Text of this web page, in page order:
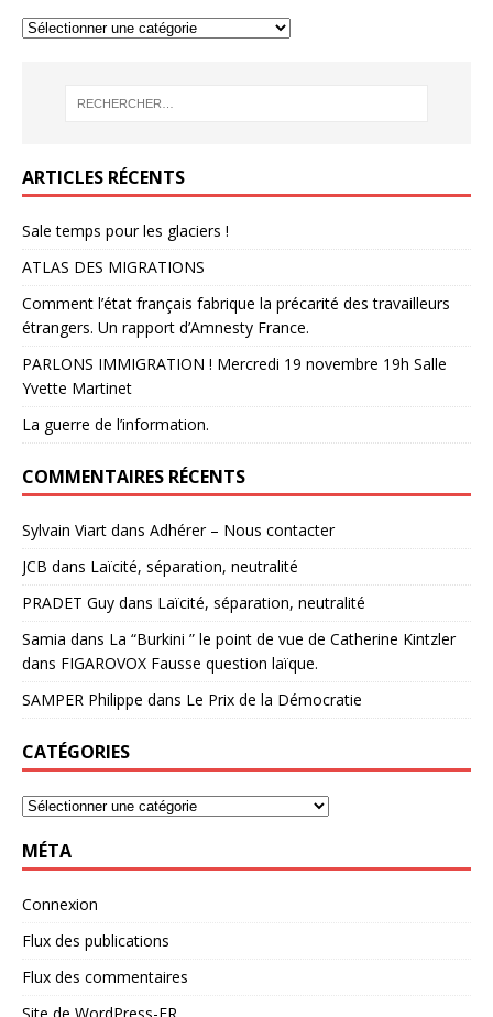
ARTICLES RÉCENTS
Sale temps pour les glaciers !
ATLAS DES MIGRATIONS
Comment l’état français fabrique la précarité des travailleurs
étrangers. Un rapport d’Amnesty France.
PARLONS IMMIGRATION ! Mercredi 19 novembre 19h Salle
Yvette Martinet
La guerre de l’information.
COMMENTAIRES RÉCENTS
Sylvain Viart dans Adhérer – Nous contacter
JCB dans Laïcité, séparation, neutralité
PRADET Guy dans Laïcité, séparation, neutralité
Samia dans La “Burkini ” le point de vue de Catherine Kintzler
dans FIGAROVOX Fausse question laïque.
SAMPER Philippe dans Le Prix de la Démocratie
CATÉGORIES
MÉTA
Connexion
Flux des publications
Flux des commentaires